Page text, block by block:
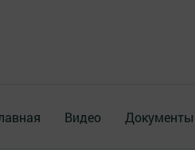
Видео Документы